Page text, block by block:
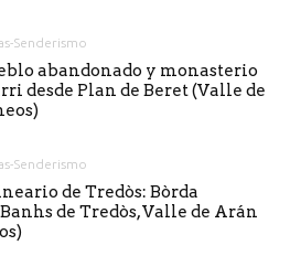
Senderismo
abandonado y monasterio
desde Plan de Beret (Valle de
Senderismo
de Tredòs: Bòrda
de Tredòs, Valle de Arán